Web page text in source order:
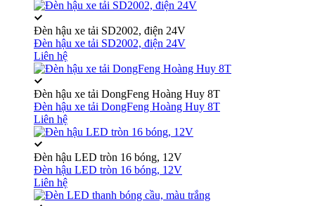
Đèn hậu xe tải SD2002, điện 24V
Đèn hậu xe tải SD2002, điện 24V
Liên hệ
Đèn hậu xe tải DongFeng Hoàng Huy 8T
Đèn hậu xe tải DongFeng Hoàng Huy 8T
Liên hệ
Đèn hậu LED tròn 16 bóng, 12V
Đèn hậu LED tròn 16 bóng, 12V
Liên hệ